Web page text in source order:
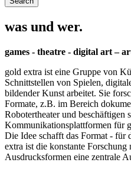
was und wer.
games - theatre - digital art –
gold extra ist eine Gruppe von
Schnittstellen von Spielen,
bildender Kunst arbeitet. Sie
Formate, z.B. im Bereich
Robotertheater und beschäftigen
Kommunikationsplattformen für
Die Idee schafft das Format - für
extra ist die konstante
Ausdrucksformen eine zentrale